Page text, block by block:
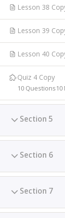
Lesson 38
Lesson 39
Lesson 40
Quiz 4 Copy
10 Questions
Section 5
Section 6
Section 7
des